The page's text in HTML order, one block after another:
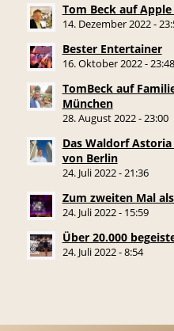
Tom Beck auf
14. Dezember 2022 -
Bester Entertainer
16. Oktober 2022 - 23:48
TomBeck auf
München
28. August 2022 - 23:00
Das Waldorf
von Berlin
24. Juli 2022 - 21:36
Zum zweiten Mal
24. Juli 2022 - 15:59
Über 20.000
24. Juli 2022 - 8:54